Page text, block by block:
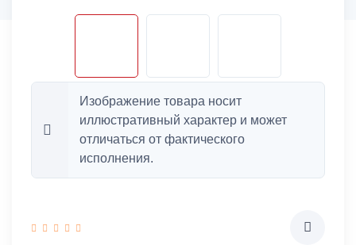
Изображение товара носит
иллюстративный характер и может
отличаться от фактического
исполнения.